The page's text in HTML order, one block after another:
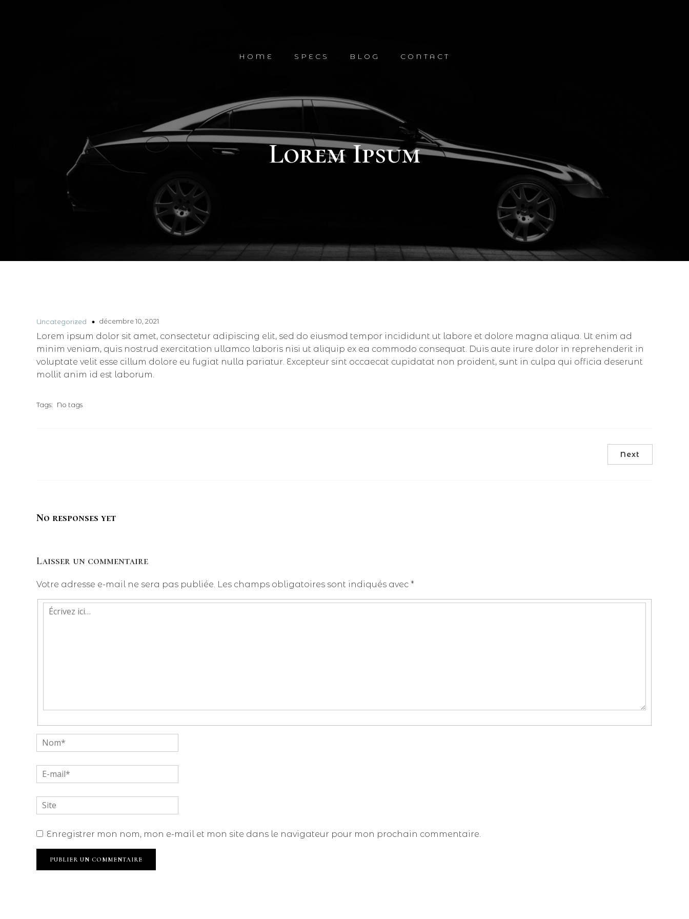
HOME SPECS BLOG CONTACT
Lorem Ipsum
Uncategorized décembre 10, 2021
Lorem ipsum dolor sit amet, consectetur adipiscing elit, sed do eiusmod tempor incididunt ut labore et dolore magna aliqua. Ut enim ad
minim veniam, quis nostrud exercitation ullamco laboris nisi ut aliquip ex ea commodo consequat. Duis aute irure dolor in reprehenderit in
voluptate velit esse cillum dolore eu fugiat nulla pariatur. Excepteur sint occaecat cupidatat non proident, sunt in culpa qui officia deserunt
mollit anim id est laborum.
Tags: No tags
Next
No responses yet
Laisser un commentaire
Votre adresse e-mail ne sera pas publiée. Les champs obligatoires sont indiqués avec *
Enregistrer mon nom, mon e-mail et mon site dans le navigateur pour mon prochain commentaire.